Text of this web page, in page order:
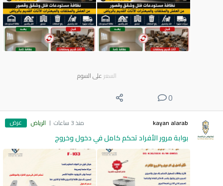
السعر على السوم
0
kayan alarab منذ 3 ساعات الرياض عرض
بوابة مرور الأفراد تحكم كامل في دخول وخروج